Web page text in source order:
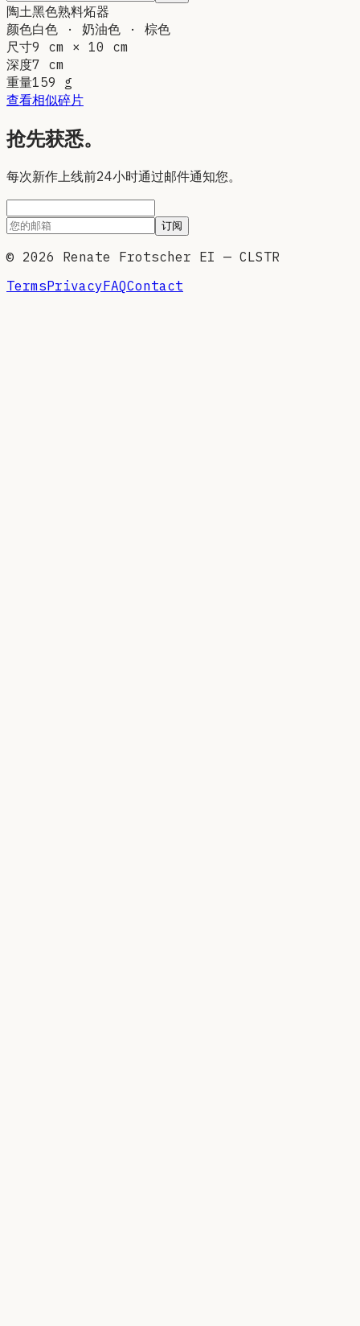
陶土黑色熟料炻器
颜色白色 · 奶油色 · 棕色
尺寸9 cm × 10 cm
深度7 cm
重量159 g
查看相似碎片
抢先获悉。
每次新作上线前24小时通过邮件通知您。
订阅
© 2026 Renate Frotscher EI — CLSTR
TermsPrivacyFAQContact